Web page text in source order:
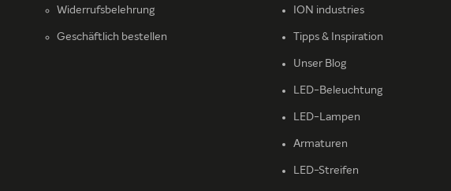
Widerrufsbelehrung
Geschäftlich bestellen
ION industries
Tipps & Inspiration
Unser Blog
LED-Beleuchtung
LED-Lampen
Armaturen
LED-Streifen